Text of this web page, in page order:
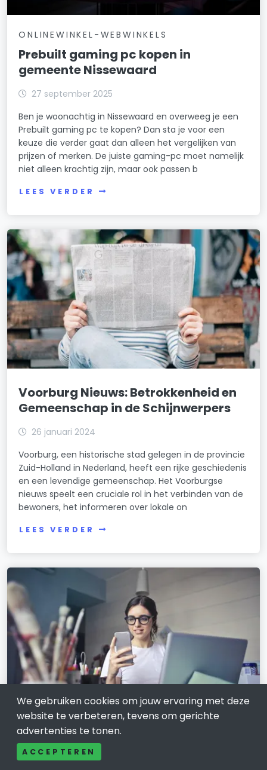
ONLINEWINKEL-WEBWINKELS
Prebuilt gaming pc kopen in
gemeente Nissewaard
27 september 2025
Ben je woonachtig in Nissewaard en overweeg je een
Prebuilt gaming pc te kopen? Dan sta je voor een
keuze die verder gaat dan alleen het vergelijken van
prijzen of merken. De juiste gaming-pc moet namelijk
niet alleen krachtig zijn, maar ook passen b
LEES VERDER
Voorburg Nieuws: Betrokkenheid en
Gemeenschap in de Schijnwerpers
26 januari 2024
Voorburg, een historische stad gelegen in de provincie
Zuid-Holland in Nederland, heeft een rijke geschiedenis
en een levendige gemeenschap. Het Voorburgse
nieuws speelt een cruciale rol in het verbinden van de
bewoners, het informeren over lokale on
LEES VERDER
Wie kun je nog vertrouwen?
11 maart 2022
We gebruiken cookies om jouw ervaring met deze
website te verbeteren, tevens om gerichte
advertenties te tonen.
ACCEPTEREN